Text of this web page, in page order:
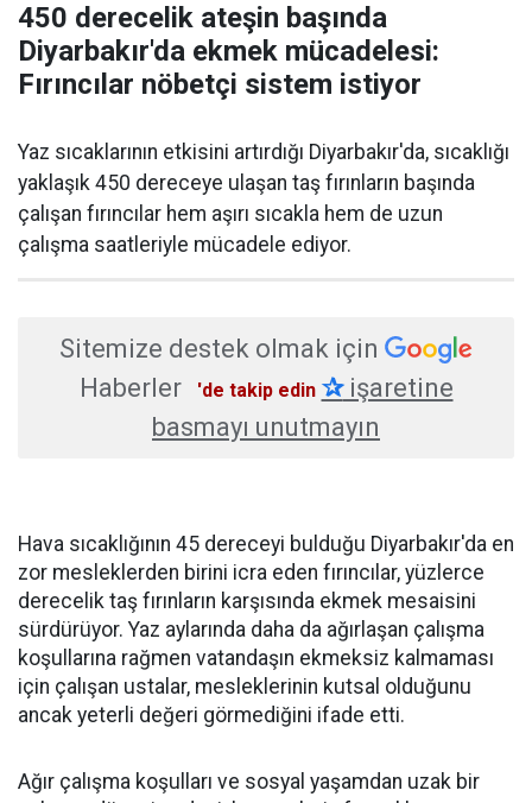
450 derecelik ateşin başında
Diyarbakır'da ekmek mücadelesi:
Fırıncılar nöbetçi sistem istiyor
Yaz sıcaklarının etkisini artırdığı Diyarbakır'da, sıcaklığı
yaklaşık 450 dereceye ulaşan taş fırınların başında
çalışan fırıncılar hem aşırı sıcakla hem de uzun
çalışma saatleriyle mücadele ediyor.
Sitemize destek olmak için
Haberler
'de takip edin ✰işaretine
basmayı unutmayın
Hava sıcaklığının 45 dereceyi bulduğu Diyarbakır'da en
zor mesleklerden birini icra eden fırıncılar, yüzlerce
derecelik taş fırınların karşısında ekmek mesaisini
sürdürüyor. Yaz aylarında daha da ağırlaşan çalışma
koşullarına rağmen vatandaşın ekmeksiz kalmaması
için çalışan ustalar, mesleklerinin kutsal olduğunu
ancak yeterli değeri görmediğini ifade etti.
Ağır çalışma koşulları ve sosyal yaşamdan uzak bir